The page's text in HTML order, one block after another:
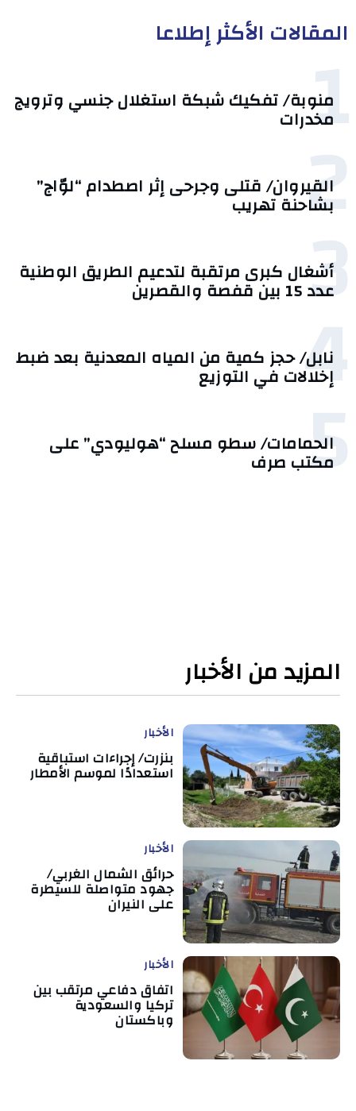
المقالات الأكثر إطلاعا
1
منوبة/ تفكيك شبكة استغلال جنسي وترويج
مخدرات
2
القيروان/ قتلى وجرحى إثر اصطدام “لوّاج”
بشاحنة تهريب
3
أشغال كبرى مرتقبة لتدعيم الطريق الوطنية
عدد 15 بين قفصة والقصرين
4
نابل/ حجز كمية من المياه المعدنية بعد ضبط
إخلالات في التوزيع
5
الحمامات/ سطو مسلح “هوليودي” على
مكتب صرف
المزيد من الأخبار
الأخبار
بنزرت/ إجراءات استباقية
استعدادًا لموسم الأمطار
الأخبار
حرائق الشمال الغربي/
جهود متواصلة للسيطرة
على النيران
الأخبار
اتفاق دفاعي مرتقب بين
تركيا والسعودية
وباكستان